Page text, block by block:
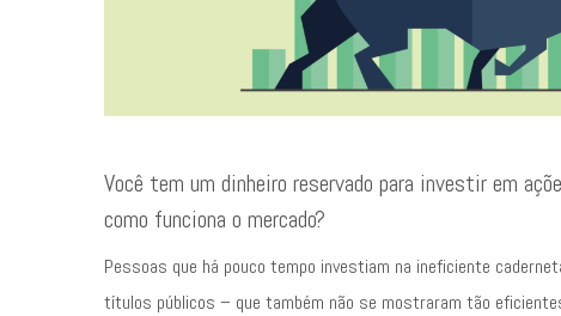
Você tem um dinheiro reservado para investir em
como funciona o mercado?
Pessoas que há pouco tempo investiam na ineficiente
títulos públicos – que também não se mostraram tão